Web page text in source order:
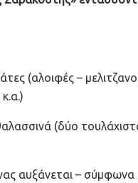
(αλοιφές –
(δύο
αυξάνεται –